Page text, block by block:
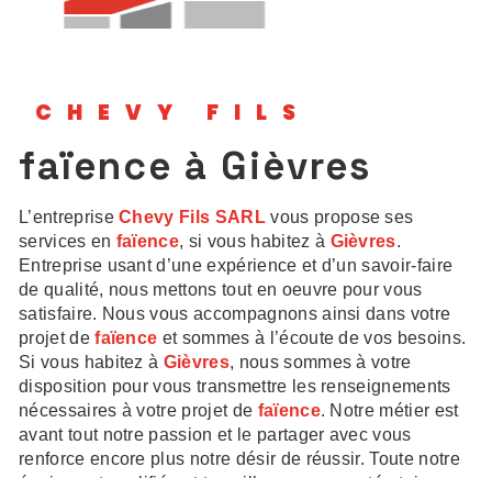
CHEVY FILS
faïence à Gièvres
L’entrepriseChevy Fils SARLvous propose ses
services en faïence, si vous habitez à Gièvres.
Entreprise usant d’une expérience et d’un savoir-faire
de qualité, nous mettons tout en oeuvre pour vous
satisfaire. Nous vous accompagnons ainsi dans votre
projet defaïence et sommes à l’écoute de vos besoins.
Si vous habitez à Gièvres, nous sommes à votre
disposition pour vous transmettre les renseignements
nécessaires à votre projet de faïence. Notre métier est
avant tout notre passion et le partager avec vous
renforce encore plus notre désir de réussir. Toute notre